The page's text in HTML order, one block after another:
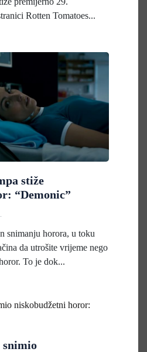
Rotten Tomatoes...
stiže
“Demonic”
snimanju horora, u toku
da utrošite vrijeme nego
To je dok...